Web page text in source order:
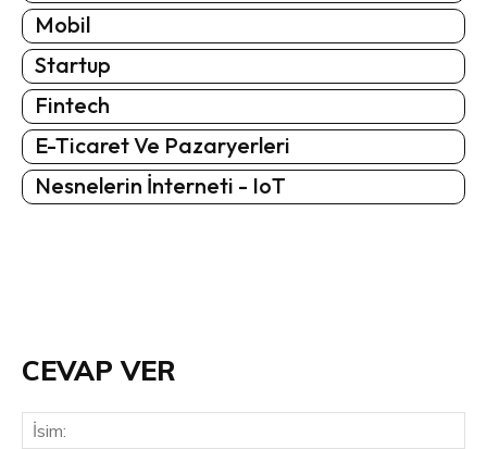
Mobil
Startup
Fintech
E-Ticaret Ve Pazaryerleri
Nesnelerin İnterneti - IoT
CEVAP VER